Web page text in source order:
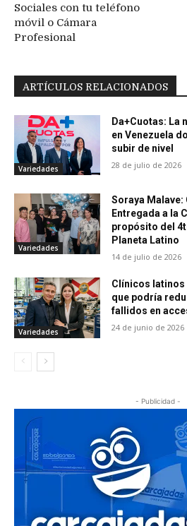
Sociales con tu teléfono
móvil o Cámara
Profesional
ARTÍCULOS RELACIONADOS
Variedades
Da+Cuotas: La
en Venezuela
subir de nivel
28 de julio de 2026
Variedades
Soraya Malave:
Entregada a la
propósito del
Planeta Latino
14 de julio de 2026
Variedades
Clínicos
que podría
fallidos en
24 de junio de 2026
- Publicidad -